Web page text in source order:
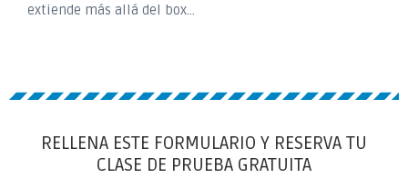
extiende más allá del box…
RELLENA ESTE FORMULARIO Y RESERVA TU
CLASE DE PRUEBA GRATUITA